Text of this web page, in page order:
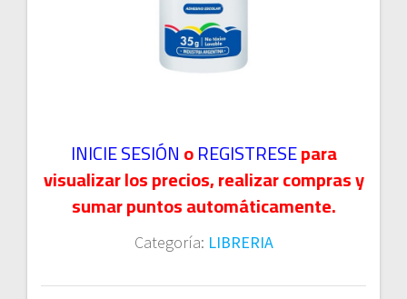
INICIE SESIÓNoREGISTRESEpara
visualizar los precios, realizar compras y
sumar puntos automáticamente.
Categoría: LIBRERIA